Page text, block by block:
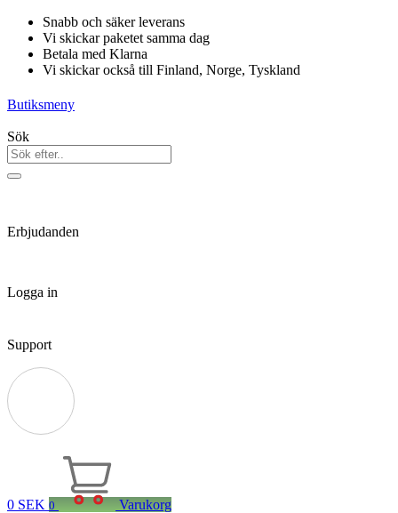
Hoppa
innehåll
Snabb och säker leverans
Vi skickar paketet samma dag
Betala med Klarna
Vi skickar också till Finland, Norge, Tyskland
Butiksmeny
Sök
Erbjudanden
Logga in
Support
0 SEK 0 Varukorg